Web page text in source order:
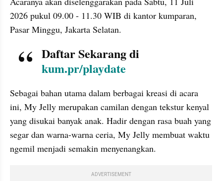
2026 pukul 09.00 - 11.30 WIB di kantor kumparan,
Pasar Minggu, Jakarta Selatan.
kum.pr/playdate
Sebagai bahan utama dalam berbagai kreasi di acara
ini, My Jelly merupakan camilan dengan tekstur kenyal
yang disukai banyak anak. Hadir dengan rasa buah yang
segar dan warna-warna ceria, My Jelly membuat waktu
ngemil menjadi semakin menyenangkan.
ADVERTISEMENT